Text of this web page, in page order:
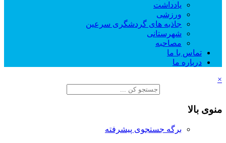
یادداشت
ورزشی
جاذبه های گردشگری سرعین
شهرستانی
مصاحبه
تماس با ما
درباره ما
×
منوی بالا
برگه جستجوی پیشرفته